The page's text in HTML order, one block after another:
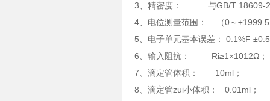
3、精密度： 与GB/T 18609-
4、电位测量范围： （0～
5、电子单元基本误差： 0.1%F
6、输入阻抗： Ri≥1×1012Ω；
7、滴定管体积： 10ml；
8、滴定管zui小体积： 0.01ml；